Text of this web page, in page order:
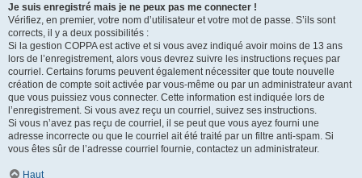
Je suis enregistré mais je ne peux pas me connecter !
Vérifiez, en premier, votre nom d’utilisateur et votre mot de passe. S’ils sont
corrects, il y a deux possibilités :
Si la gestion COPPA est active et si vous avez indiqué avoir moins de 13 ans
lors de l’enregistrement, alors vous devrez suivre les instructions reçues par
courriel. Certains forums peuvent également nécessiter que toute nouvelle
création de compte soit activée par vous-même ou par un administrateur avant
que vous puissiez vous connecter. Cette information est indiquée lors de
l’enregistrement. Si vous avez reçu un courriel, suivez ses instructions.
Si vous n’avez pas reçu de courriel, il se peut que vous ayez fourni une
adresse incorrecte ou que le courriel ait été traité par un filtre anti-spam. Si
vous êtes sûr de l’adresse courriel fournie, contactez un administrateur.
Haut